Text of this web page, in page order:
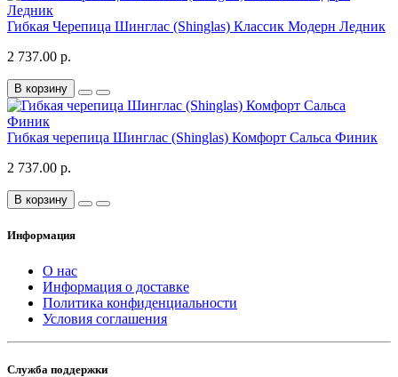
Гибкая Черепица Шинглас (Shinglas) Классик Модерн Ледник
2 737.00 р.
В корзину
Гибкая черепица Шинглас (Shinglas) Комфорт Сальса Финик
2 737.00 р.
В корзину
Информация
О нас
Информация о доставке
Политика конфиденциальности
Условия соглашения
Служба поддержки